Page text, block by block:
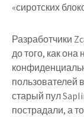
«сиротских
Разработчики
до того, как
пользователей
старый пул
пострадали, а